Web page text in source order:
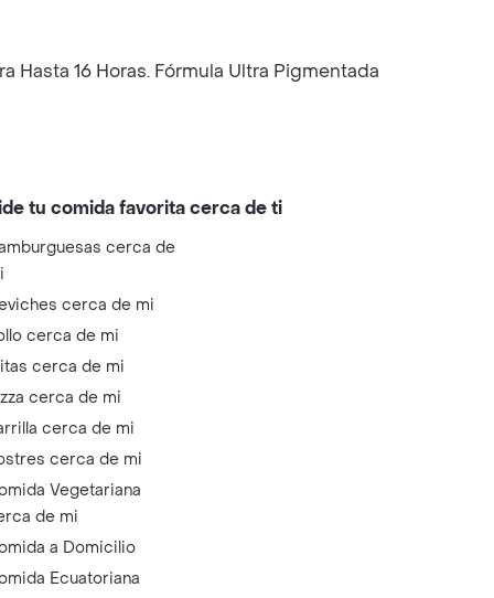
16 Horas. Fórmula Ultra Pigmentada
tu comida favorita cerca de ti
cerca de
cerca de mi
cerca de mi
cerca de mi
cerca de mi
cerca de mi
cerca de mi
Vegetariana
de mi
a Domicilio
Ecuatoriana